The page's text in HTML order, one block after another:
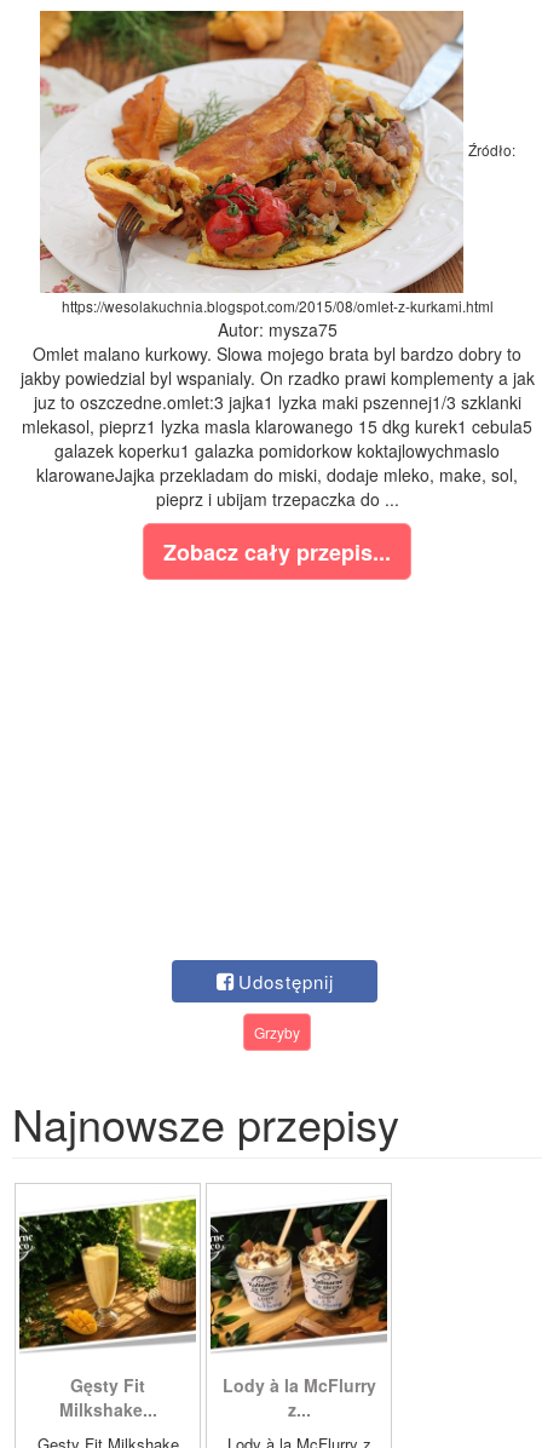
Źródło:
https://wesolakuchnia.blogspot.com/2015/08/omlet-z-kurkami.html
Autor: mysza75
Omlet malano kurkowy. Slowa mojego brata byl bardzo dobry to
jakby powiedzial byl wspanialy. On rzadko prawi komplementy a jak
juz to oszczedne.omlet:3 jajka1 lyzka maki pszennej1/3 szklanki
mlekasol, pieprz1 lyzka masla klarowanego 15 dkg kurek1 cebula5
galazek koperku1 galazka pomidorkow koktajlowychmaslo
klarowaneJajka przekladam do miski, dodaje mleko, make, sol,
pieprz i ubijam trzepaczka do ...
Zobacz cały przepis...
Udostępnij
Grzyby
Najnowsze przepisy
Gęsty Fit
Milkshake...
Lody à la McFlurry
z...